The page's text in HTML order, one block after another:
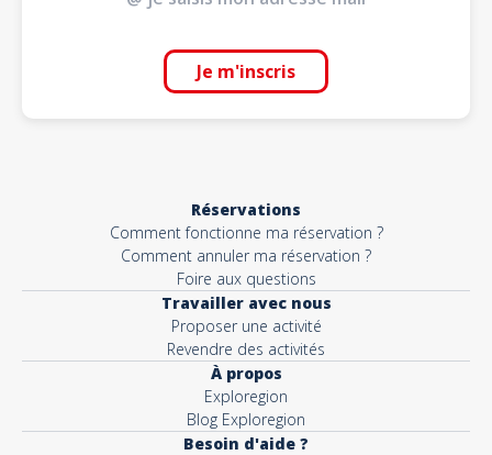
Je m'inscris
Réservations
Comment fonctionne ma réservation ?
Comment annuler ma réservation ?
Foire aux questions
Travailler avec nous
Proposer une activité
Revendre des activités
À propos
Exploregion
Blog Exploregion
Besoin d'aide ?